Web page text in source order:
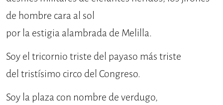
de hombre cara al sol
por la estigia alambrada de Melilla.
Soy el tricornio triste del payaso más triste
del tristísimo circo del Congreso.
Soy la plaza con nombre de verdugo,